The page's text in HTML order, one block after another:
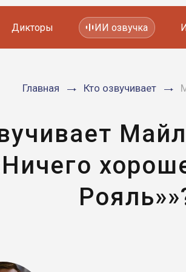
Мультфильмов
Дикторы ИИ озвучка
Главная Кто озвучивает